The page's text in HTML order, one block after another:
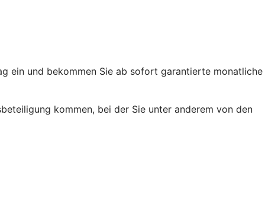
ein und bekommen Sie ab sofort garantierte monatliche
kommen, bei der Sie unter anderem von den